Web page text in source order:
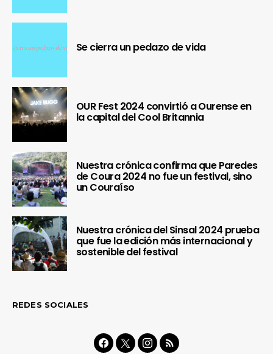
Se cierra un pedazo de vida
OUR Fest 2024 convirtió a Ourense en
la capital del Cool Britannia
Nuestra crónica confirma que Paredes
de Coura 2024 no fue un festival, sino
un Couraíso
Nuestra crónica del Sinsal 2024 prueba
que fue la edición más internacional y
sostenible del festival
REDES SOCIALES